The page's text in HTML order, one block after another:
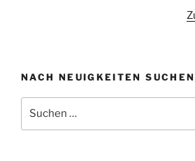
NACH NEUIGKEITEN SUCHEN
nach: